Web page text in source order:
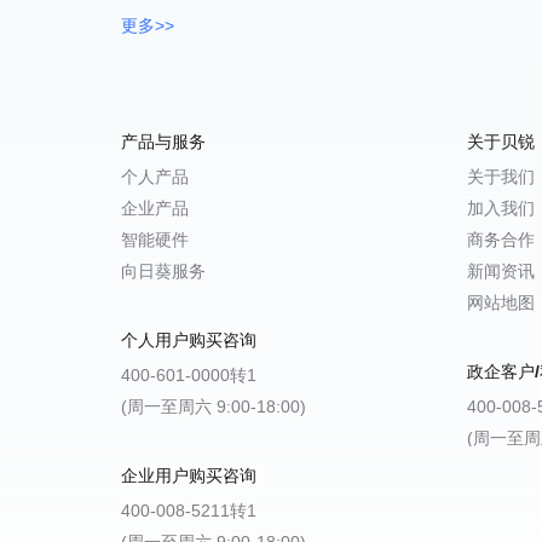
更多>>
产品与服务
个人产品
企业产品
智能硬件
向日葵服务
个人用户购买咨询
400-601-0000转1
(周一至周六 9:00-18:00)
企业用户购买咨询
400-008-5211转1
关于贝锐
关于我们
加入我们
商务合作
新闻资讯
网站地图
政企客户
400-008-
(周一至